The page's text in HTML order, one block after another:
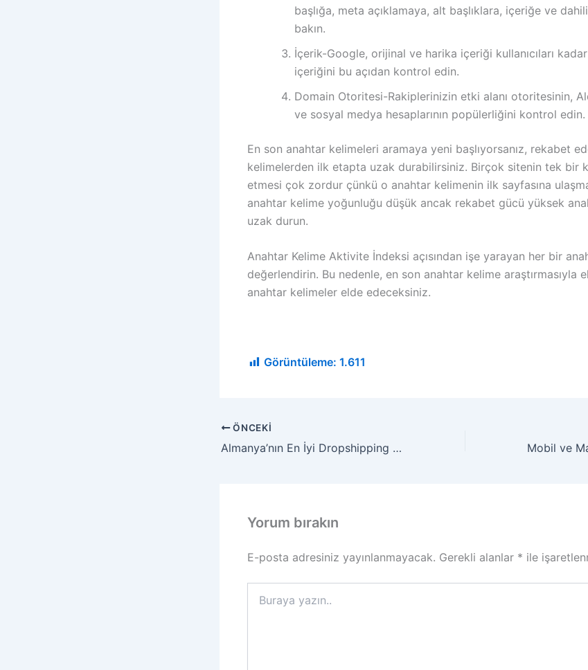
başlığa, meta açıklamaya, alt başlıklara, içeriğe ve
bakın.
İçerik-Google, orijinal ve harika içeriği kullanıcıları
içeriğini bu açıdan kontrol edin.
Domain Otoritesi-Rakiplerinizin etki alanı otoritesinin,
ve sosyal medya hesaplarının popülerliğini kontrol edin.
En son anahtar kelimeleri aramaya yeni başlıyorsanız, rekabet
kelimelerden ilk etapta uzak durabilirsiniz. Birçok sitenin tek bir
etmesi çok zordur çünkü o anahtar kelimenin ilk sayfasına
anahtar kelime yoğunluğu düşük ancak rekabet gücü yüksek
uzak durun.
Anahtar Kelime Aktivite İndeksi açısından işe yarayan her bir
değerlendirin. Bu nedenle, en son anahtar kelime araştırmasıyla
anahtar kelimeler elde edeceksiniz.
Görüntüleme: 1.611
ÖNCEKI
Almanya’nın En İyi Dropshipping B2B,C2C ve B2C Mağazası
Yorum bırakın
E-posta adresiniz yayınlanmayacak. Gerekli alanlar * ile
yazın..